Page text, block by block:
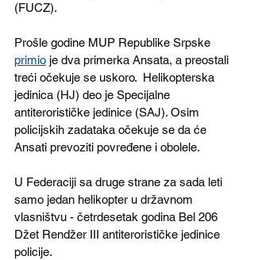
(FUCZ).
Prošle godine MUP Republike Srpske
primio je dva primerka Ansata, a preostali
treći očekuje se uskoro.  Helikopterska
jedinica (HJ) deo je Specijalne
antiterorističke jedinice (SAJ). Osim
policijskih zadataka očekuje se da će
Ansati prevoziti povređene i obolele.
U Federaciji sa druge strane za sada leti
samo jedan helikopter u državnom
vlasništvu - četrdesetak godina Bel 206
Džet Rendžer III antiterorističke jedinice
policije.